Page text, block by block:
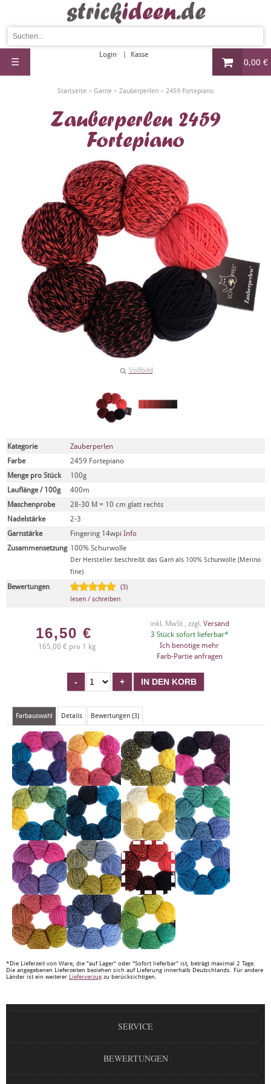
0,00 €
Login Kasse
☰
Startseite » Garne » Zauberperlen » 2459 Fortepiano
Zauberperlen 2459
Fortepiano
Vollbild
Kategorie
Zauberperlen
Farbe
2459 Fortepiano
Menge pro Stück
100g
Lauflänge / 100g
400m
Maschenprobe
28-30 M = 10 cm glatt rechts
Nadelstärke
2-3
Garnstärke
Fingering 14wpi Info
Zusammensetzung 100% Schurwolle
Der Hersteller beschreibt das Garn als 100% Schurwolle (Merino
fine)
Bewertungen
(3)
lesen / schreiben
16,50 €
165,00 € pro 1 kg
inkl. MwSt , zzgl. Versand
3 Stück sofort lieferbar*
Ich benötige mehr
Farb-Partie anfragen
Farbauswahl Details Bewertungen (3)
*Die Lieferzeit von Ware, die "auf Lager" oder "Sofort lieferbar" ist, beträgt maximal 2 Tage.
Die angegebenen Lieferzeiten beziehen sich auf Lieferung innerhalb Deutschlands. Für andere
Länder ist ein weiterer Lieferverzug zu berücksichtigen.
SERVICE
BEWERTUNGEN